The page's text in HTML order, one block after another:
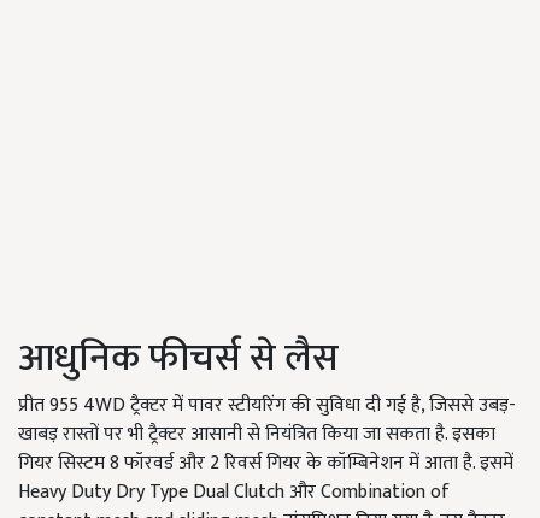
आधुनिक फीचर्स से लैस
प्रीत 955 4WD ट्रैक्टर में पावर स्टीयरिंग की सुविधा दी गई है, जिससे उबड़-
खाबड़ रास्तों पर भी ट्रैक्टर आसानी से नियंत्रित किया जा सकता है. इसका
गियर सिस्टम 8 फॉरवर्ड और 2 रिवर्स गियर के कॉम्बिनेशन में आता है. इसमें
Heavy Duty Dry Type Dual Clutch और Combination of